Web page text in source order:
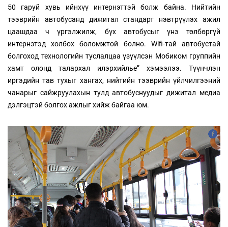
50 гаруй хувь ийнхүү интернэттэй болж байна. Нийтийн
тээврийн автобусанд дижитал стандарт нэвтрүүлэх ажил
цаашдаа ч үргэлжилж, бүх автобусыг үнэ төлбөргүй
интернэтэд холбох боломжтой болно. Wifi-тай автобустай
болгоход технологийн туслалцаа үзүүлсэн Мобиком группийн
хамт олонд талархал илэрхийлье” хэмээлээ. Түүнчлэн
иргэдийн тав тухыг хангах, нийтийн тээврийн үйлчилгээний
чанарыг сайжруулахын тулд автобуснуудыг дижитал медиа
дэлгэцтэй болгох ажлыг хийж байгаа юм.